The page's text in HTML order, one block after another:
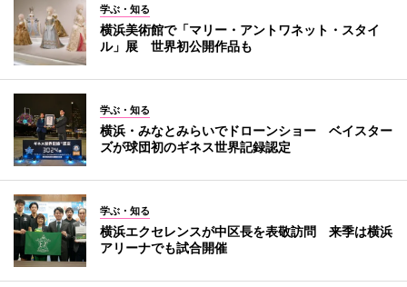
学ぶ・知る
横浜美術館で「マリー・アントワネット・スタイ
ル」展 世界初公開作品も
学ぶ・知る
横浜・みなとみらいでドローンショー ベイスター
ズが球団初のギネス世界記録認定
学ぶ・知る
横浜エクセレンスが中区長を表敬訪問 来季は横浜
アリーナでも試合開催